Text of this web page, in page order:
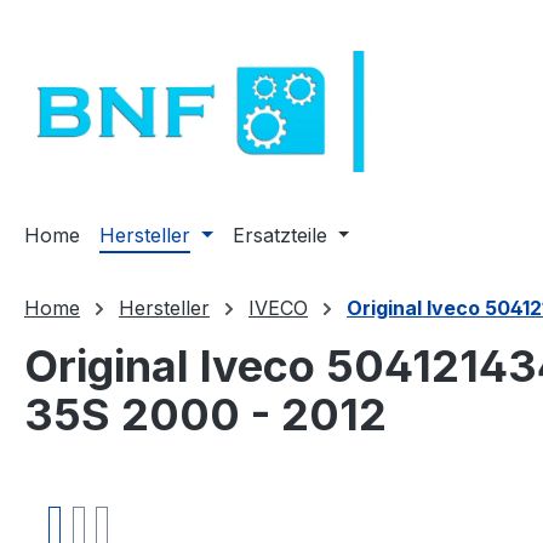
Home Hersteller Ersatzteile
Home Hersteller IVECO Original Iveco
Original Iveco
35S 2000 - 2012